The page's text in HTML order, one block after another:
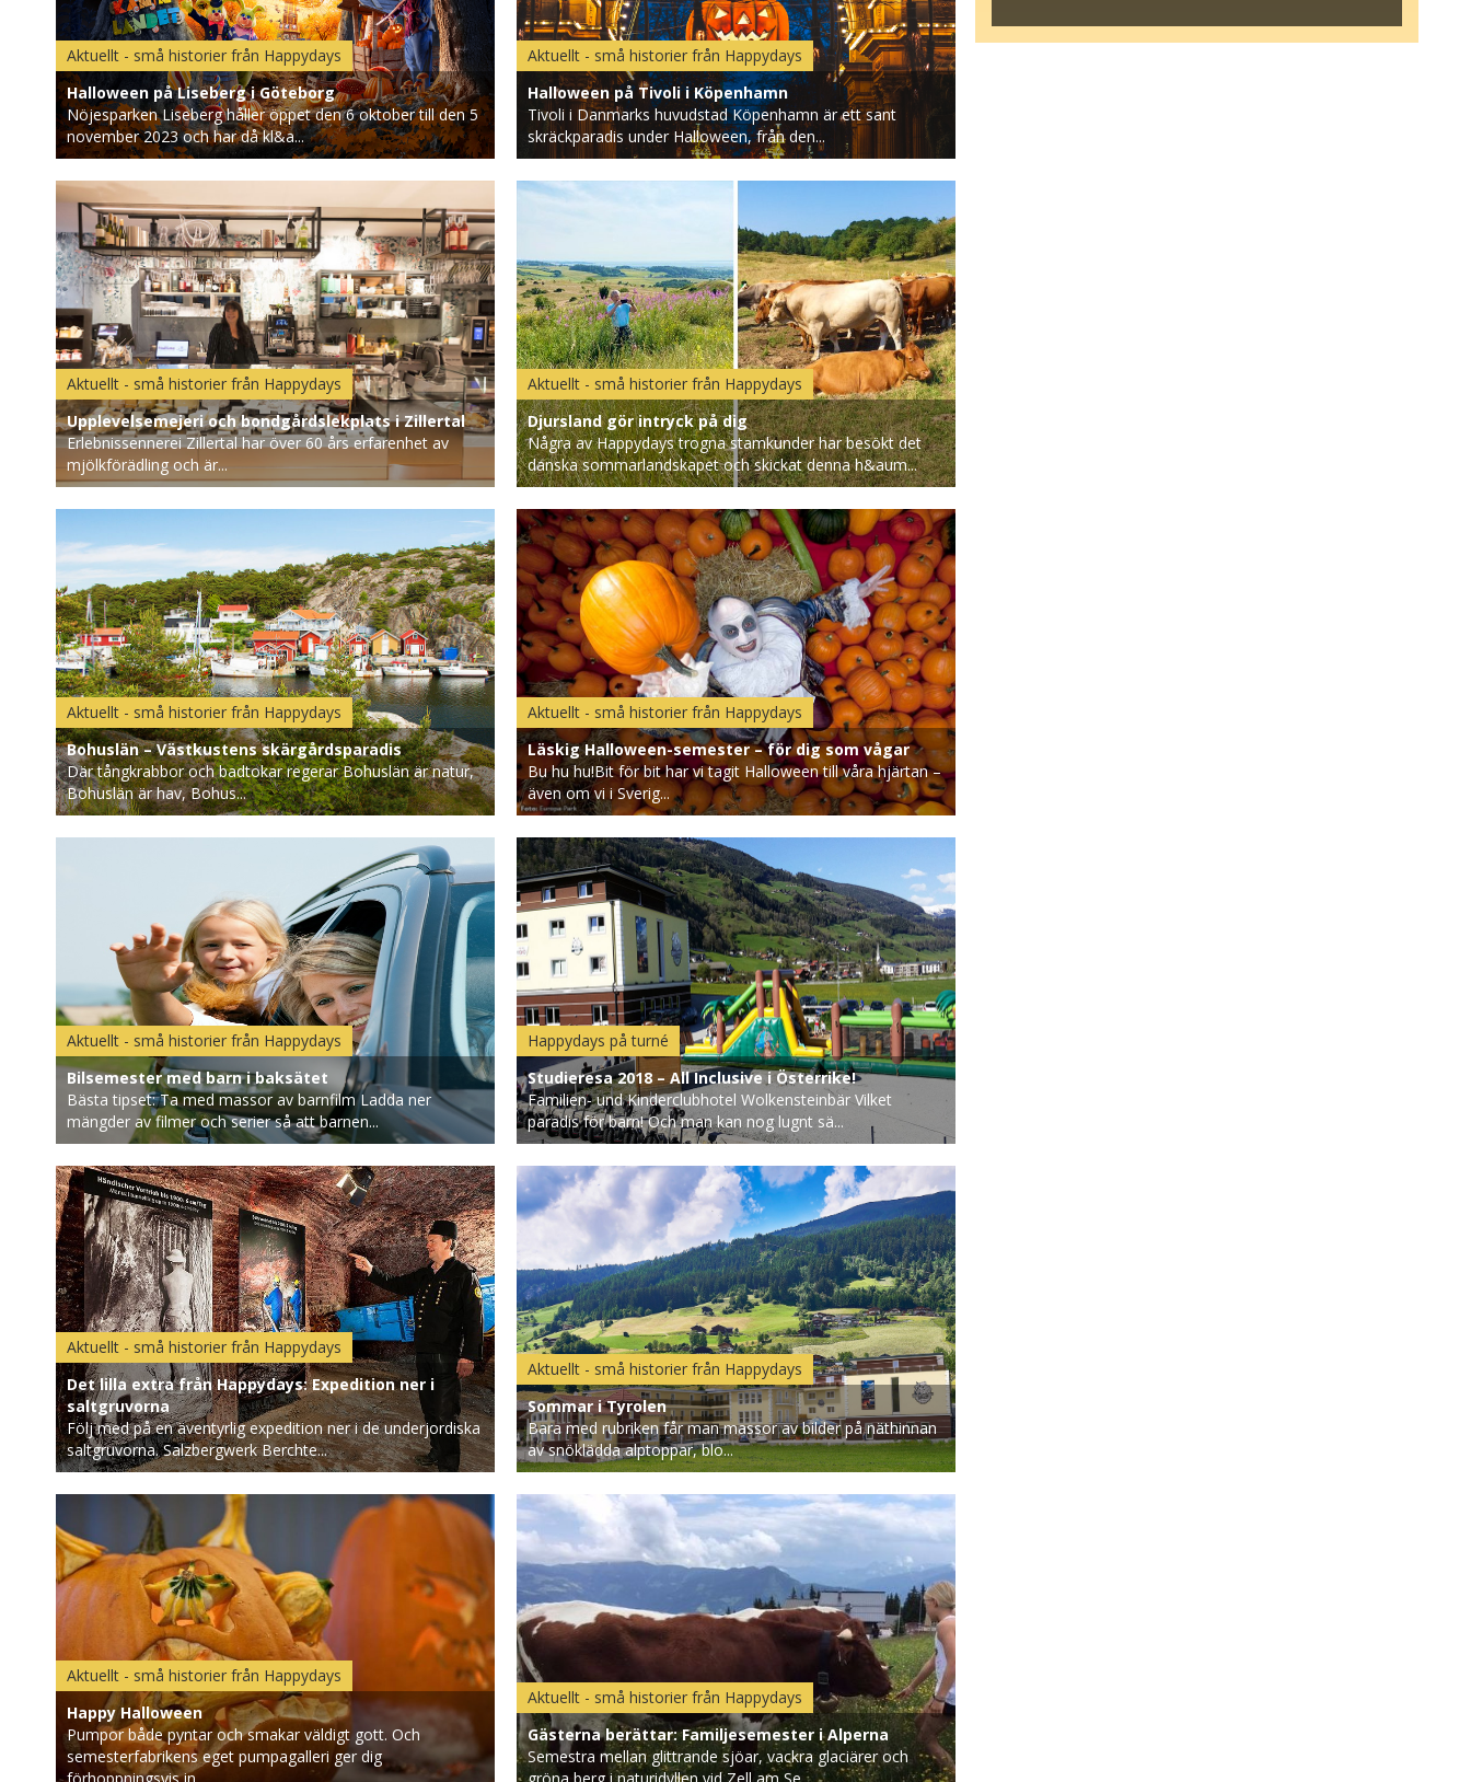
Aktuellt - små historier från Happydays
Halloween på Liseberg i Göteborg
Nöjesparken Liseberg håller öppet den 6 oktober till den 5
november 2023 och har då kl&a...
Aktuellt - små historier från Happydays
Halloween på Tivoli i Köpenhamn
Tivoli i Danmarks huvudstad Köpenhamn är ett sant
skräckparadis under Halloween, från den...
Aktuellt - små historier från Happydays
Upplevelsemejeri och bondgårdslekplats i Zillertal
Erlebnissennerei Zillertal har över 60 års erfarenhet av
mjölkförädling och är...
Aktuellt - små historier från Happydays
Djursland gör intryck på dig
Några av Happydays trogna stamkunder har besökt det
danska sommarlandskapet och skickat denna h&aum...
Aktuellt - små historier från Happydays
Bohuslän – Västkustens skärgårdsparadis
Där tångkrabbor och badtokar regerar Bohuslän är natur,
Bohuslän är hav, Bohus...
Aktuellt - små historier från Happydays
Läskig Halloween-semester – för dig som vågar
Bu hu hu!Bit för bit har vi tagit Halloween till våra hjärtan –
även om vi i Sverig...
Aktuellt - små historier från Happydays
Bilsemester med barn i baksätet
Bästa tipset: Ta med massor av barnfilm Ladda ner
mängder av filmer och serier så att barnen...
Happydays på turné
Studieresa 2018 – All Inclusive i Österrike!
Familien- und Kinderclubhotel Wolkensteinbär Vilket
paradis för barn! Och man kan nog lugnt sä...
Aktuellt - små historier från Happydays
Det lilla extra från Happydays: Expedition ner i
saltgruvorna
Följ med på en äventyrlig expedition ner i de underjordiska
saltgruvorna. Salzbergwerk Berchte...
Aktuellt - små historier från Happydays
Sommar i Tyrolen
Bara med rubriken får man massor av bilder på näthinnan
av snöklädda alptoppar, blo...
Aktuellt - små historier från Happydays
Happy Halloween
Pumpor både pyntar och smakar väldigt gott. Och
semesterfabrikens eget pumpagalleri ger dig
Aktuellt - små historier från Happydays
Gästerna berättar: Familjesemester i Alperna
Semestra mellan glittrande sjöar, vackra glaciärer och